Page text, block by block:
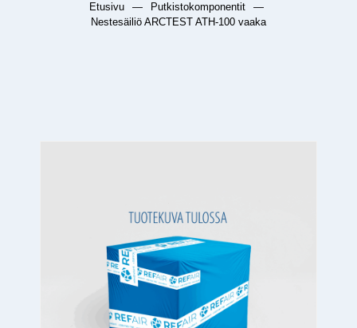
Etusivu — Putkistokomponentit
—
Nestesäiliö ARCTEST ATH-100 vaaka